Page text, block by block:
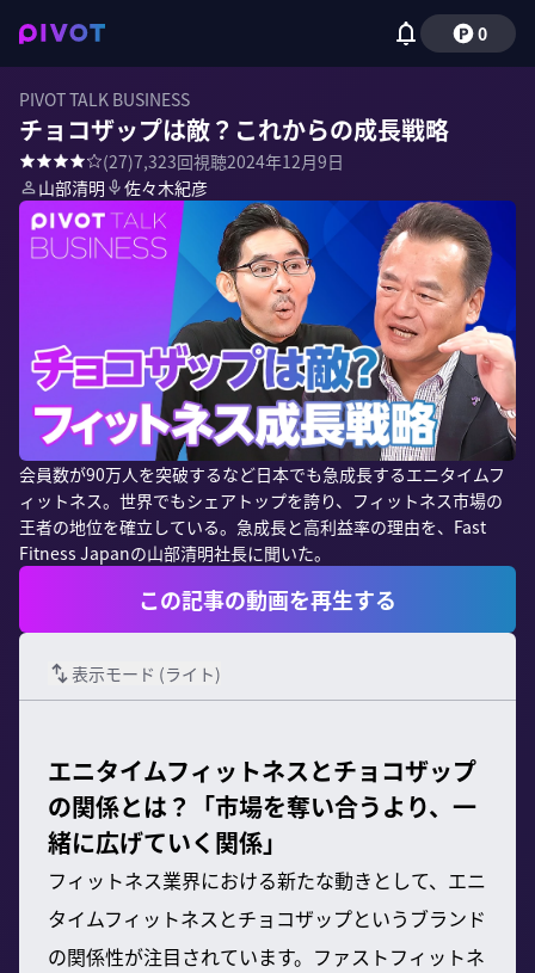
0
PIVOT TALK BUSINESS
チョコザップは敵？これからの成長戦略
(27)7,323回視聴2024年12月9日
山部清明
佐々木紀彦
会員数が90万人を突破するなど日本でも急成長するエニタイムフ
ィットネス。世界でもシェアトップを誇り、フィットネス市場の
王者の地位を確立している。急成長と高利益率の理由を、Fast
Fitness Japanの山部清明社長に聞いた。
この記事の動画を再生する
表示モード (ライト)
エニタイムフィットネスとチョコザップ
の関係とは？「市場を奪い合うより、一
緒に広げていく関係」
フィットネス業界における新たな動きとして、エニ
タイムフィットネスとチョコザップというブランド
の関係性が注目されています。ファストフィットネ